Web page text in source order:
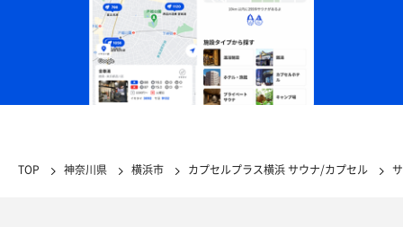
TOP 神奈川県 横浜市 カプセルプラス横浜 サウナ/カプセル